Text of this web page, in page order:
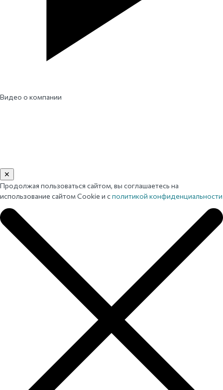
Видео о компании
✕
Продолжая пользоваться сайтом, вы соглашаетесь на
использование сайтом Cookie и сполитикой конфиденциальности